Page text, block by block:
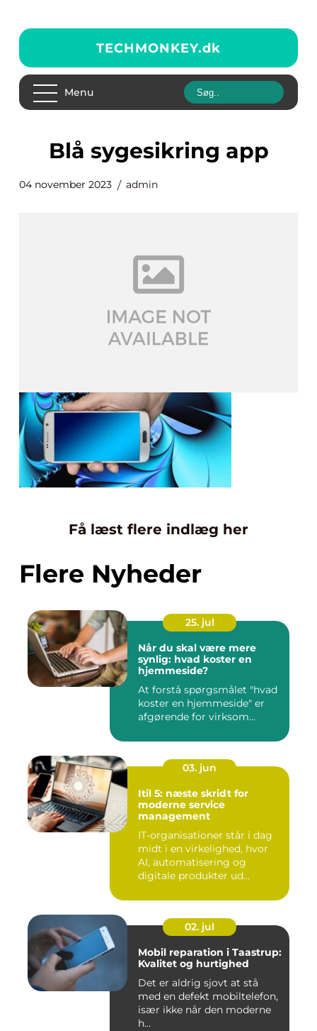
TECHMONKEY.dk
Menu
blå sygesikring app
04 november 2023 admin
Få læst flere indlæg her
Flere Nyheder
25. jul
Når du skal være mere
synlig: hvad koster en
hjemmeside?
At forstå spørgsmålet "hvad
koster en hjemmeside" er
afgørende for virksom...
03. jun
Itil 5: næste skridt for
moderne service
management
IT-organisationer står i dag
midt i en virkelighed, hvor
AI, automatisering og
digitale produkter ud...
02. jul
Mobil reparation i Taastrup:
Kvalitet og hurtighed
Det er aldrig sjovt at stå
med en defekt mobiltelefon,
især ikke når den moderne
h...